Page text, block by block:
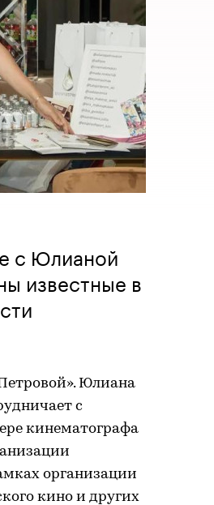
с Юлианой
известные в
Юлиана
с
кинематографа
организации
кино и других